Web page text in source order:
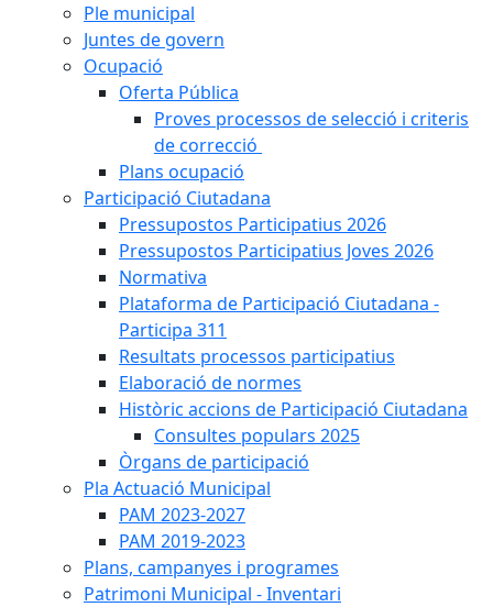
Ple municipal
Juntes de govern
Ocupació
Oferta Pública
Proves processos de selecció i criteris
de correcció
Plans ocupació
Participació Ciutadana
Pressupostos Participatius 2026
Pressupostos Participatius Joves 2026
Normativa
Plataforma de Participació Ciutadana -
Participa 311
Resultats processos participatius
Elaboració de normes
Històric accions de Participació Ciutadana
Consultes populars 2025
Òrgans de participació
Pla Actuació Municipal
PAM 2023-2027
PAM 2019-2023
Plans, campanyes i programes
Patrimoni Municipal - Inventari